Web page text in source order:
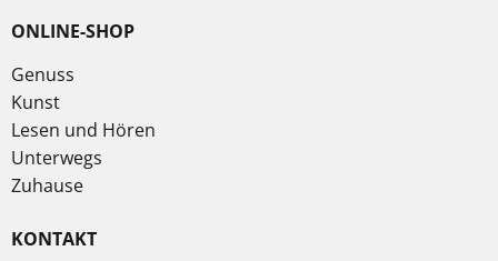
ONLINE-SHOP
Genuss
Kunst
Lesen und Hören
Unterwegs
Zuhause
KONTAKT